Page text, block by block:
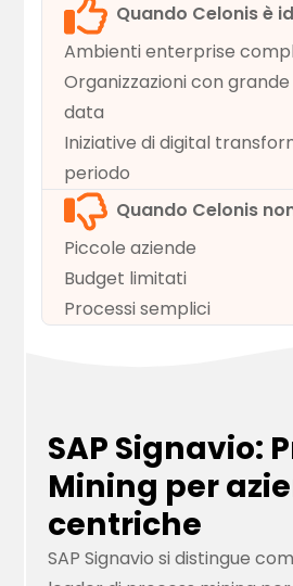
Quando Celonis è
Ambienti enterprise
Organizzazioni con
data
Iniziative di digital
periodo
Quando Celonis
Piccole aziende
Budget limitati
Processi semplici
SAP Signavio:
Mining per
centriche
SAP Signavio si distingue